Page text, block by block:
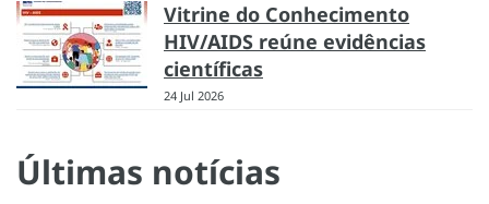
Vitrine do Conhecimento
HIV/AIDS reúne evidências
científicas
24 Jul 2026
Últimas notícias